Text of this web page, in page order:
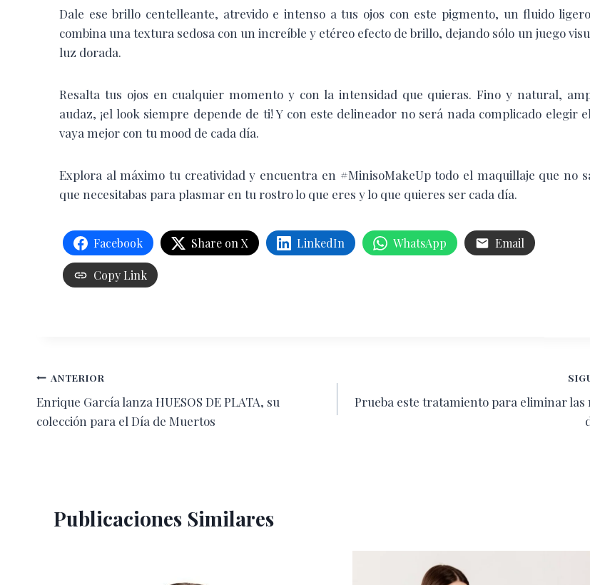
Dale ese brillo centelleante, atrevido e intenso a tus ojos con este pigmento, un fluido
combina una textura sedosa con un increíble y etéreo efecto de brillo, dejando sólo un juego
luz dorada.
Resalta tus ojos en cualquier momento y con la intensidad que quieras. Fino y natural,
audaz, ¡el look siempre depende de ti! Y con este delineador no será nada complicado elegir
vaya mejor con tu mood de cada día.
Explora al máximo tu creatividad y encuentra en #MinisoMakeUp todo el maquillaje que no
que necesitabas para plasmar en tu rostro lo que eres y lo que quieres ser cada día.
Facebook Share on X LinkedIn WhatsApp Email
Copy Link
Navegación
de
ANTERIOR
Enrique García lanza HUESOS DE PLATA, su
colección para el Día de Muertos
Prueba este tratamiento para eliminar las
Publicaciones Similares